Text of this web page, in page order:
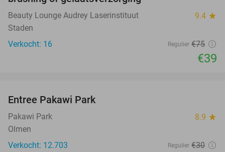
Beauty Lounge Audrey Laserinstituut 9.4 star
Staden
Verkocht: 16
Regulier €75
€39
Entree Pakawi Park
Pakawi Park 8.9 star
Olmen
Verkocht: 12.703
Regulier €30